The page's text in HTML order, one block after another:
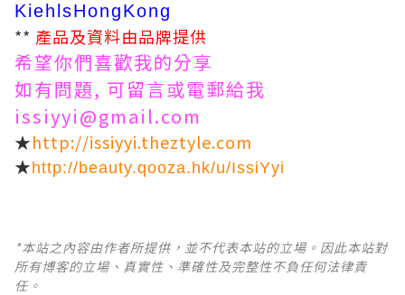
KiehlsHongKong
** 產品及資料由品牌提供
希望你們喜歡我的分享
如有問題, 可留言或電郵給我
issiyyi@gmail.com
★http://issiyyi.theztyle.com
★ http://beauty.qooza.hk/u/IssiYyi
*本站之內容由作者所提供，並不代表本站的立場。因此本站對
所有博客的立場、真實性、準確性及完整性不負任何法律責
任。